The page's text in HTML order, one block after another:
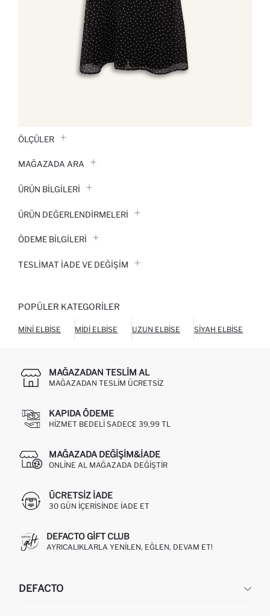
ÖLÇÜLER
MAĞAZADA ARA
ÜRÜN BILGILERI
ÜRÜN DEĞERLENDİRMELERİ
ÖDEME BİLGİLERİ
TESLIMAT İADE VE DEĞIŞIM
POPÜLER KATEGORILER
MINI ELBISE MIDI ELBISE UZUN ELBISE SIYAH ELBISE
MAĞAZADAN TESLIM AL
MAĞAZADAN TESLIM ÜCRETSIZ
KAPIDA ÖDEME
HIZMET BEDELI SADECE 39,99 TL
MAĞAZADA DEĞIŞIM&İADE
ONLINE AL MAĞAZADA DEĞIŞTIR
ÜCRETSIZ IADE
30 GÜN IÇERISINDE IADE ET
DEFACTO GIFT CLUB
AYRICALIKLARLA YENILEN, EĞLEN, DEVAM ET!
DEFACTO